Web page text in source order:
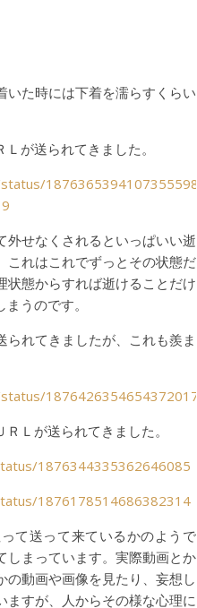
た時には下着を濡らすくらい
が送られてきました。
1876365394107355598?
せなくされるといっぱいい逝
これはこれでずっとその状態だ
状態からすれば逝けることだけ
うのです。
れてきましたが、これも羨ま
1876426354654372017
Ｌが送られてきました。
1876344335362646085
1876178514686382314
て送って来ているかのようで
しまっています。実際動画とか
の動画や画像を見たり、妄想し
すが、人からその様な心理に